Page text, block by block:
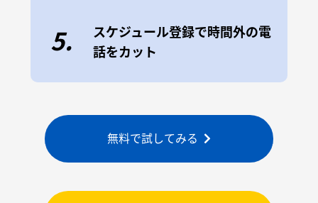
5.
スケジュール登録で時間外の電
話をカット
無料で試してみる